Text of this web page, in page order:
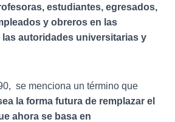
estudiantes, egresados,
y obreros en las
autoridades universitarias y
se menciona un término que
la forma futura de remplazar el
ahora se basa en